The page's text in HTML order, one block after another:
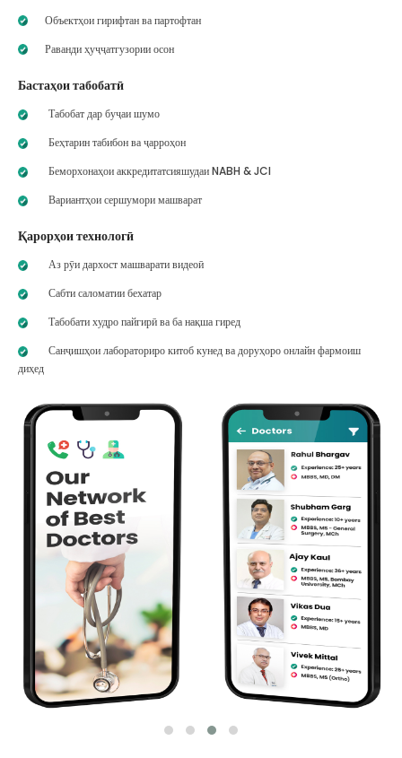
Объектҳои гирифтан ва партофтан
Раванди ҳуҷҷатгузории осон
Бастаҳои табобатӣ
Табобат дар буҷаи шумо
Беҳтарин табибон ва ҷарроҳон
Беморхонаҳои аккредитатсияшудаи NABH & JCI
Вариантҳои сершумори машварат
Қарорҳои технологӣ
Аз рӯи дархост машварати видеоӣ
Сабти саломатии бехатар
Табобати худро пайгирӣ ва ба нақша гиред
Санҷишҳои лабораториро китоб кунед ва доруҳоро онлайн фармоиш
диҳед